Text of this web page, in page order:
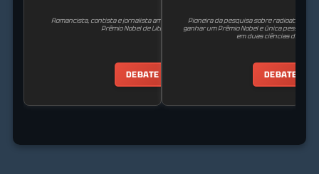
Romancista, contista e jornalista americano, laureado com o
Prêmio Nobel de Literatura.
DEBATE
Pioneira da pesquisa sobre
ganhar um Prêmio Nobel e única pessoa a
em duas ciências
DEBATE